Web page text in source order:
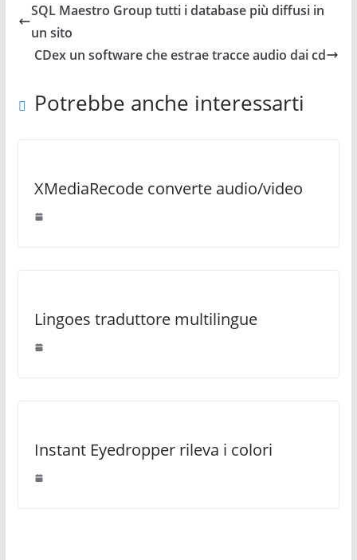
SQL Maestro Group tutti i database più diffusi in
un sito
CDex un software che estrae tracce audio dai cd
Potrebbe anche interessarti
XMediaRecode converte audio/video
Lingoes traduttore multilingue
Instant Eyedropper rileva i colori